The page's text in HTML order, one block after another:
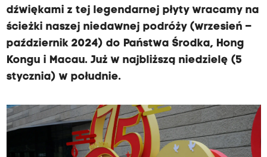
dźwiękami z tej legendarnej płyty wracamy na
ścieżki naszej niedawnej podróży (wrzesień –
październik 2024) do Państwa Środka, Hong
Kongu i Macau. Już w najbliższą niedzielę (5
stycznia) w południe.